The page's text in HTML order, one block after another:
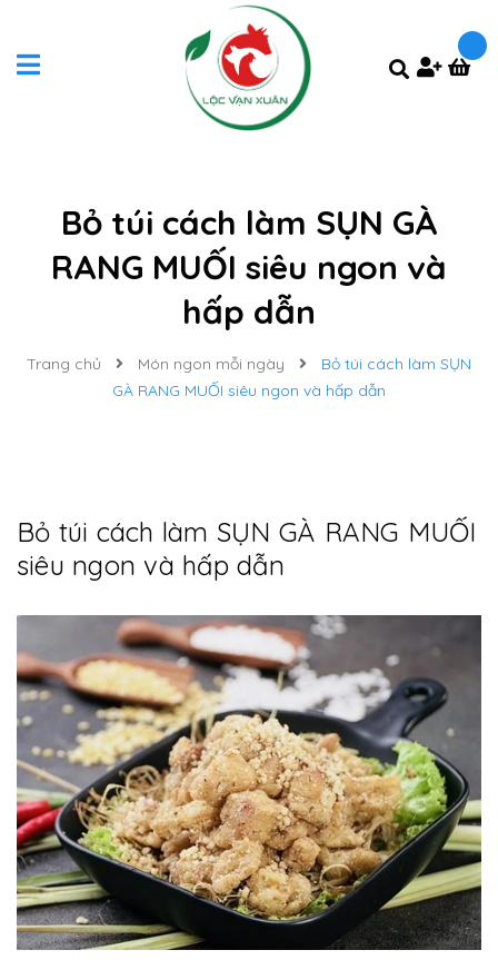
Bỏ túi cách làm SỤN GÀ
RANG MUỐI siêu ngon và
hấp dẫn
Trang chủ Món ngon mỗi ngày
Bỏ túi cách làm SỤN
GÀ RANG MUỐI siêu ngon và hấp dẫn
Bỏ túi cách làm SỤN GÀ RANG MUỐI
siêu ngon và hấp dẫn